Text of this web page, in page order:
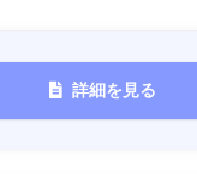
詳細を見る